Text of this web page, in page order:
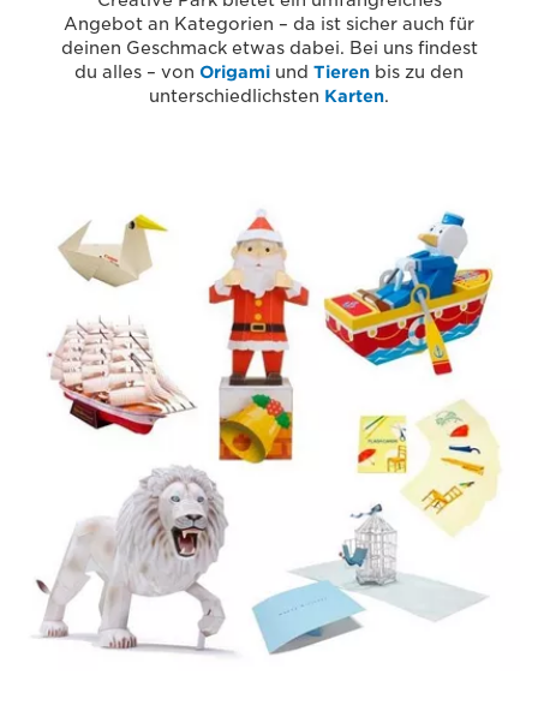
Angebot an Kategorien – da ist sicher auch für
deinen Geschmack etwas dabei. Bei uns findest
du alles – von Origami und Tieren bis zu den
unterschiedlichsten Karten.